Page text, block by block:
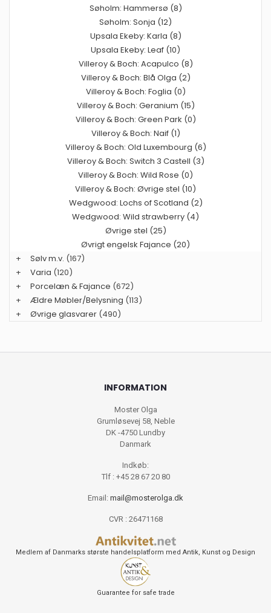
Søholm: Hammersø (8)
Søholm: Sonja (12)
Upsala Ekeby: Karla (8)
Upsala Ekeby: Leaf (10)
Villeroy & Boch: Acapulco (8)
Villeroy & Boch: Blå Olga (2)
Villeroy & Boch: Foglia (0)
Villeroy & Boch: Geranium (15)
Villeroy & Boch: Green Park (0)
Villeroy & Boch: Naif (1)
Villeroy & Boch: Old Luxembourg (6)
Villeroy & Boch: Switch 3 Castell (3)
Villeroy & Boch: Wild Rose (0)
Villeroy & Boch: Øvrige stel (10)
Wedgwood: Lochs of Scotland (2)
Wedgwood: Wild strawberry (4)
Øvrige stel (25)
Øvrigt engelsk Fajance (20)
+
Sølv m.v. (167)
+
Varia (120)
+
Porcelæn & Fajance (672)
+
Ældre Møbler/Belysning (113)
+
Øvrige glasvarer (490)
INFORMATION
Moster Olga
Grumløsevej 58, Neble
DK -4750 Lundby
Danmark
Indkøb:
Tlf : +45 28 67 20 80
Email: mail@mosterolga.dk
CVR : 26471168
Medlem af Danmarks største handelsplatform med Antik, Kunst og Design
Guarantee for safe trade